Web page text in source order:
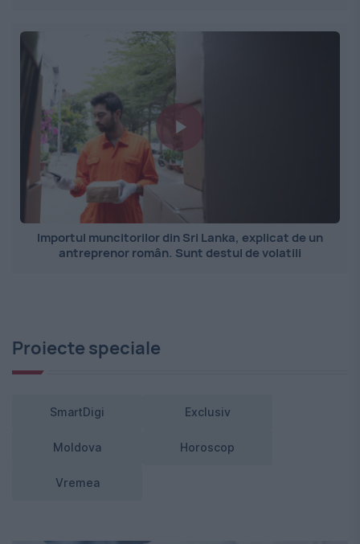
Importul muncitorilor din Sri Lanka, explicat de un
antreprenor român. Sunt destul de volatili
Proiecte speciale
SmartDigi Exclusiv
Moldova Horoscop
Vremea